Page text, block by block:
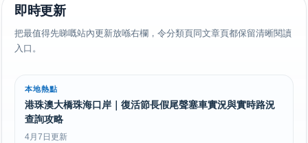
即時更新
把最值得先睇嘅站內更新放喺右欄，令分類頁同文章頁都保留清晰閱讀
入口。
本地熱點
港珠澳大橋珠海口岸｜復活節長假尾聲塞車實況與實時路況
查詢攻略
4月7日更新